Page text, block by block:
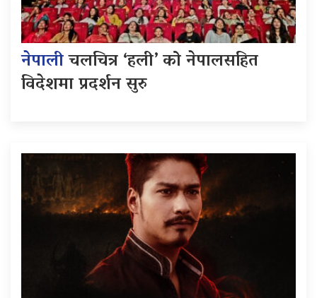
नेपालीचलचित्र ‘हली’ को नेपालसहित
विदेशमा प्रदर्शन सुरु